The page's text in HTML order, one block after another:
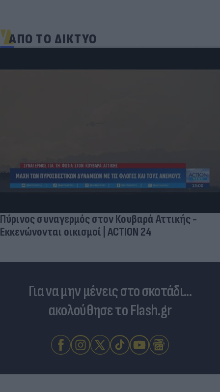
ΑΠΟ ΤΟ ΔΙΚΤΥΟ
Πύρινος συναγερμός στον Κουβαρά Αττικής -
Εκκενώνονται οικισμοί | ACTION 24
Για να μην μένεις στο σκοτάδι...
ακολούθησε το Flash.gr